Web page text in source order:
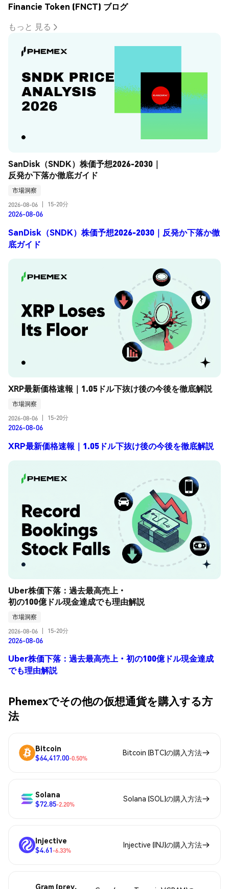
Financie Token (FNCT) ブログ
もっと 見る
SanDisk（SNDK）株価予想2026-2030｜
反発か下落か徹底ガイド
市場洞察
2026-08-06
15-20分
2026-08-06
SanDisk（SNDK）株価予想2026-2030｜反発か下落か徹
底ガイド
XRP最新価格速報｜1.05ドル下抜け後の今後を徹底解説
市場洞察
2026-08-06
15-20分
2026-08-06
XRP最新価格速報｜1.05ドル下抜け後の今後を徹底解説
Uber株価下落：過去最高売上・
初の100億ドル現金達成でも理由解説
市場洞察
2026-08-06
15-20分
2026-08-06
Uber株価下落：過去最高売上・初の100億ドル現金達成
でも理由解説
Phemexでその他の仮想通貨を購入する方
法
Bitcoin
$64,417.00-0.50%
Bitcoin (BTC)の購入方法
Solana
$72.85-2.20%
Solana (SOL)の購入方法
Injective
$4.61-6.33%
Injective (INJ)の購入方法
Gram (prev.